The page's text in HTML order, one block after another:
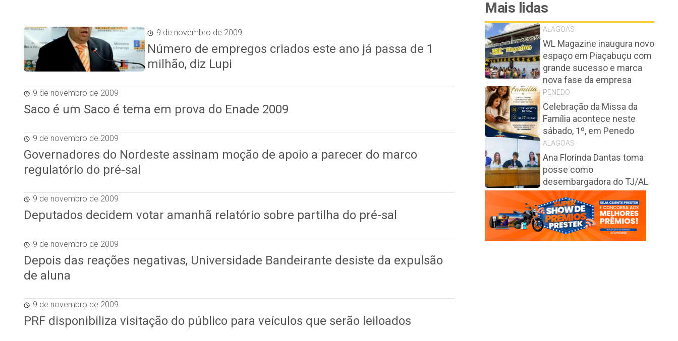
9 de novembro de 2009
Número de empregos criados este ano já passa de 1
milhão, diz Lupi
9 de novembro de 2009
Saco é um Saco é tema em prova do Enade 2009
9 de novembro de 2009
Governadores do Nordeste assinam moção de apoio a parecer do marco
regulatório do pré-sal
9 de novembro de 2009
Deputados decidem votar amanhã relatório sobre partilha do pré-sal
9 de novembro de 2009
Depois das reações negativas, Universidade Bandeirante desiste da expulsão
de aluna
9 de novembro de 2009
PRF disponibiliza visitação do público para veículos que serão leiloados
Mais lidas
ALAGOAS
WL Magazine inaugura novo
espaço em Piaçabuçu com
grande sucesso e marca
nova fase da empresa
PENEDO
Celebração da Missa da
Família acontece neste
sábado, 1º, em Penedo
ALAGOAS
Ana Florinda Dantas toma
posse como
desembargadora do TJ/AL